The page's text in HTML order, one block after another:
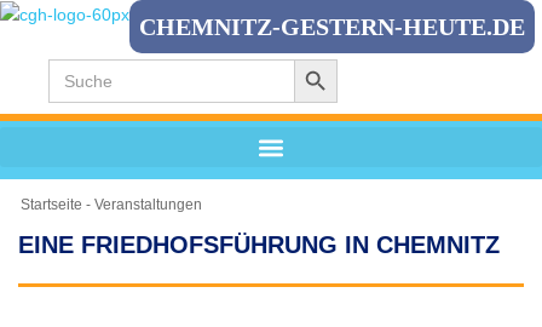
Zum
springen
CHEMNITZ-GESTERN-HEUTE.DE
Search
for:
Search Button
Startseite - Veranstaltungen
EINE FRIEDHOFSFÜHRUNG IN CHEMNITZ